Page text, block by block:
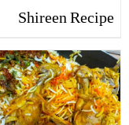
Shireen Recipe